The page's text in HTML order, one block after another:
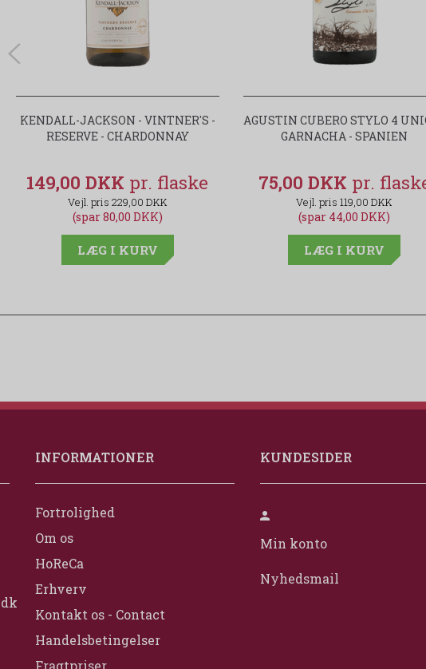
KENDALL-JACKSON - VINTNER'S -
RESERVE - CHARDONNAY
149,00 DKK
229,00 DKK
(spar 80,00 DKK)
LÆG I KURV
AGUSTIN CUBERO STYLO 4
GARNACHA - SPANIEN
75,00 DKK
119,00 DKK
(spar 44,00 DKK)
LÆG I KURV
INFORMATIONER
Fortrolighed
Om os
HoReCa
Erhverv
Kontakt os - Contact
Handelsbetingelser
Fragtpriser
KUNDESIDER
Min konto
Nyhedsmail